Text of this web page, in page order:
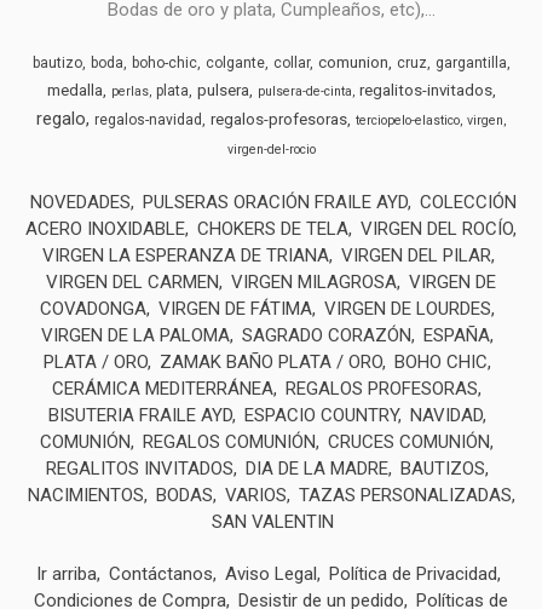
Bodas de oro y plata, Cumpleaños, etc),...
bautizo boda boho-chic colgante collar comunion cruz gargantilla
medalla perlas plata pulsera pulsera-de-cinta regalitos-invitados
regalo regalos-navidad regalos-profesoras terciopelo-elastico virgen
virgen-del-rocio
NOVEDADES PULSERAS ORACIÓN FRAILE AYD COLECCIÓN
ACERO INOXIDABLE CHOKERS DE TELA VIRGEN DEL ROCÍO
VIRGEN LA ESPERANZA DE TRIANA VIRGEN DEL PILAR
VIRGEN DEL CARMEN
VIRGEN MILAGROSA VIRGEN DE
COVADONGA VIRGEN DE FÁTIMA VIRGEN DE LOURDES
VIRGEN DE LA PALOMA SAGRADO CORAZÓN
ESPAÑA
PLATA / ORO
ZAMAK BAÑO PLATA / ORO BOHO CHIC
CERÁMICA MEDITERRÁNEA REGALOS PROFESORAS
BISUTERIA FRAILE AYD ESPACIO COUNTRY NAVIDAD
COMUNIÓN
REGALOS COMUNIÓN
CRUCES COMUNIÓN
REGALITOS INVITADOS
DIA DE LA MADRE BAUTIZOS
NACIMIENTOS
BODAS VARIOS
TAZAS PERSONALIZADAS
SAN VALENTIN
Ir arriba Contáctanos Aviso Legal
Política de Privacidad
Condiciones de Compra Desistir de un pedido
Políticas de